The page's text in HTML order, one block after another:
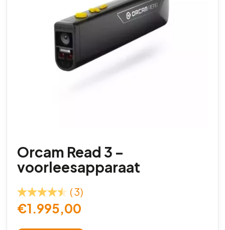
Orcam Read 3 –
voorleesapparaat
(3)
€1.995,00